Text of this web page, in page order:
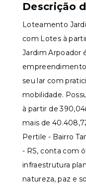
Descrição
Loteamento
com Lotes à
Jardim Arpoador
seu lar com
mobilidade.
à partir de
mais de
Pertile - Bairro
- RS, conta com
infraestrutura
natureza, paz e